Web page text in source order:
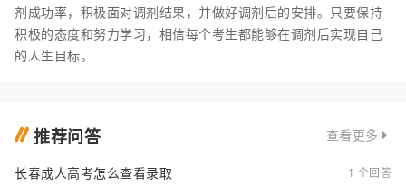
剂成功率，积极面对调剂结果，并做好调剂后的安排。只要保持
积极的态度和努力学习，相信每个考生都能够在调剂后实现自己
的人生目标。
推荐问答 查看更多
长春成人高考怎么查看录取 1 个回答